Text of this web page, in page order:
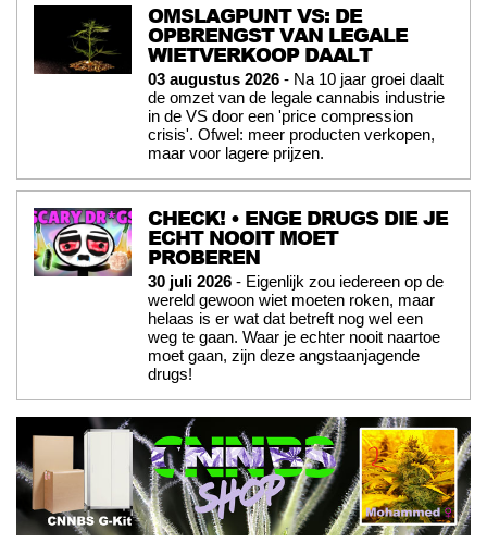
OMSLAGPUNT VS: DE
OPBRENGST VAN LEGALE
WIETVERKOOP DAALT
03 augustus 2026 - Na 10 jaar groei daalt
de omzet van de legale cannabis industrie
in de VS door een 'price compression
crisis'. Ofwel: meer producten verkopen,
maar voor lagere prijzen.
CHECK! • ENGE DRUGS DIE JE
ECHT NOOIT MOET
PROBEREN
30 juli 2026 - Eigenlijk zou iedereen op de
wereld gewoon wiet moeten roken, maar
helaas is er wat dat betreft nog wel een
weg te gaan. Waar je echter nooit naartoe
moet gaan, zijn deze angstaanjagende
drugs!